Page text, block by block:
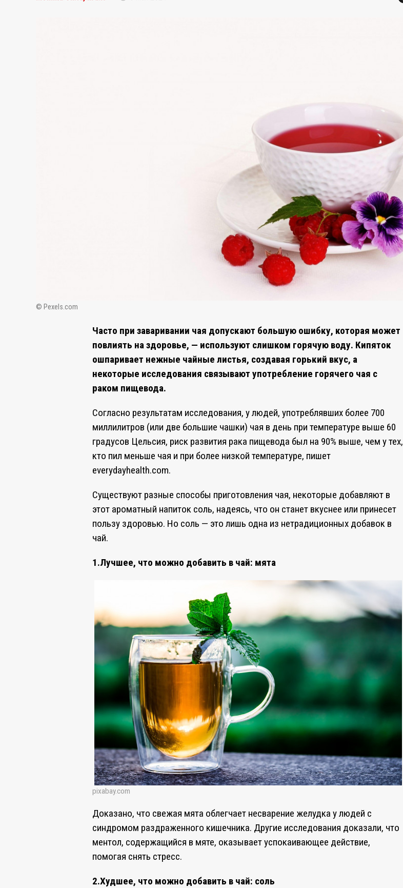
© Pexels.com
Часто при заваривании чая допускают большую ошибку, которая может
повлиять на здоровье, — используют слишком горячую воду. Кипяток
ошпаривает нежные чайные листья, создавая горький вкус, а
некоторые исследования связывают употребление горячего чая с
раком пищевода.
Согласно результатам исследования, у людей, употреблявших более 700
миллилитров (или две большие чашки) чая в день при температуре выше 60
градусов Цельсия, риск развития рака пищевода был на 90% выше, чем у тех,
кто пил меньше чая и при более низкой температуре, пишет
everydayhealth.com.
Существуют разные способы приготовления чая, некоторые добавляют в
этот ароматный напиток соль, надеясь, что он станет вкуснее или принесет
пользу здоровью. Но соль — это лишь одна из нетрадиционных добавок в
чай.
1.Лучшее, что можно добавить в чай: мята
pixabay.com
Доказано, что свежая мята облегчает несварение желудка у людей с
синдромом раздраженного кишечника. Другие исследования доказали, что
ментол, содержащийся в мяте, оказывает успокаивающее действие,
помогая снять стресс.
2.Худшее, что можно добавить в чай: соль